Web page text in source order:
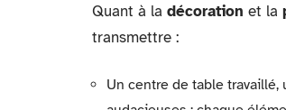
Quant à la décoration et la
transmettre :
Un centre de table